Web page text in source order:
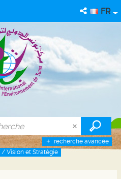
FR
recherche avancée
/ Vision et Stratégie